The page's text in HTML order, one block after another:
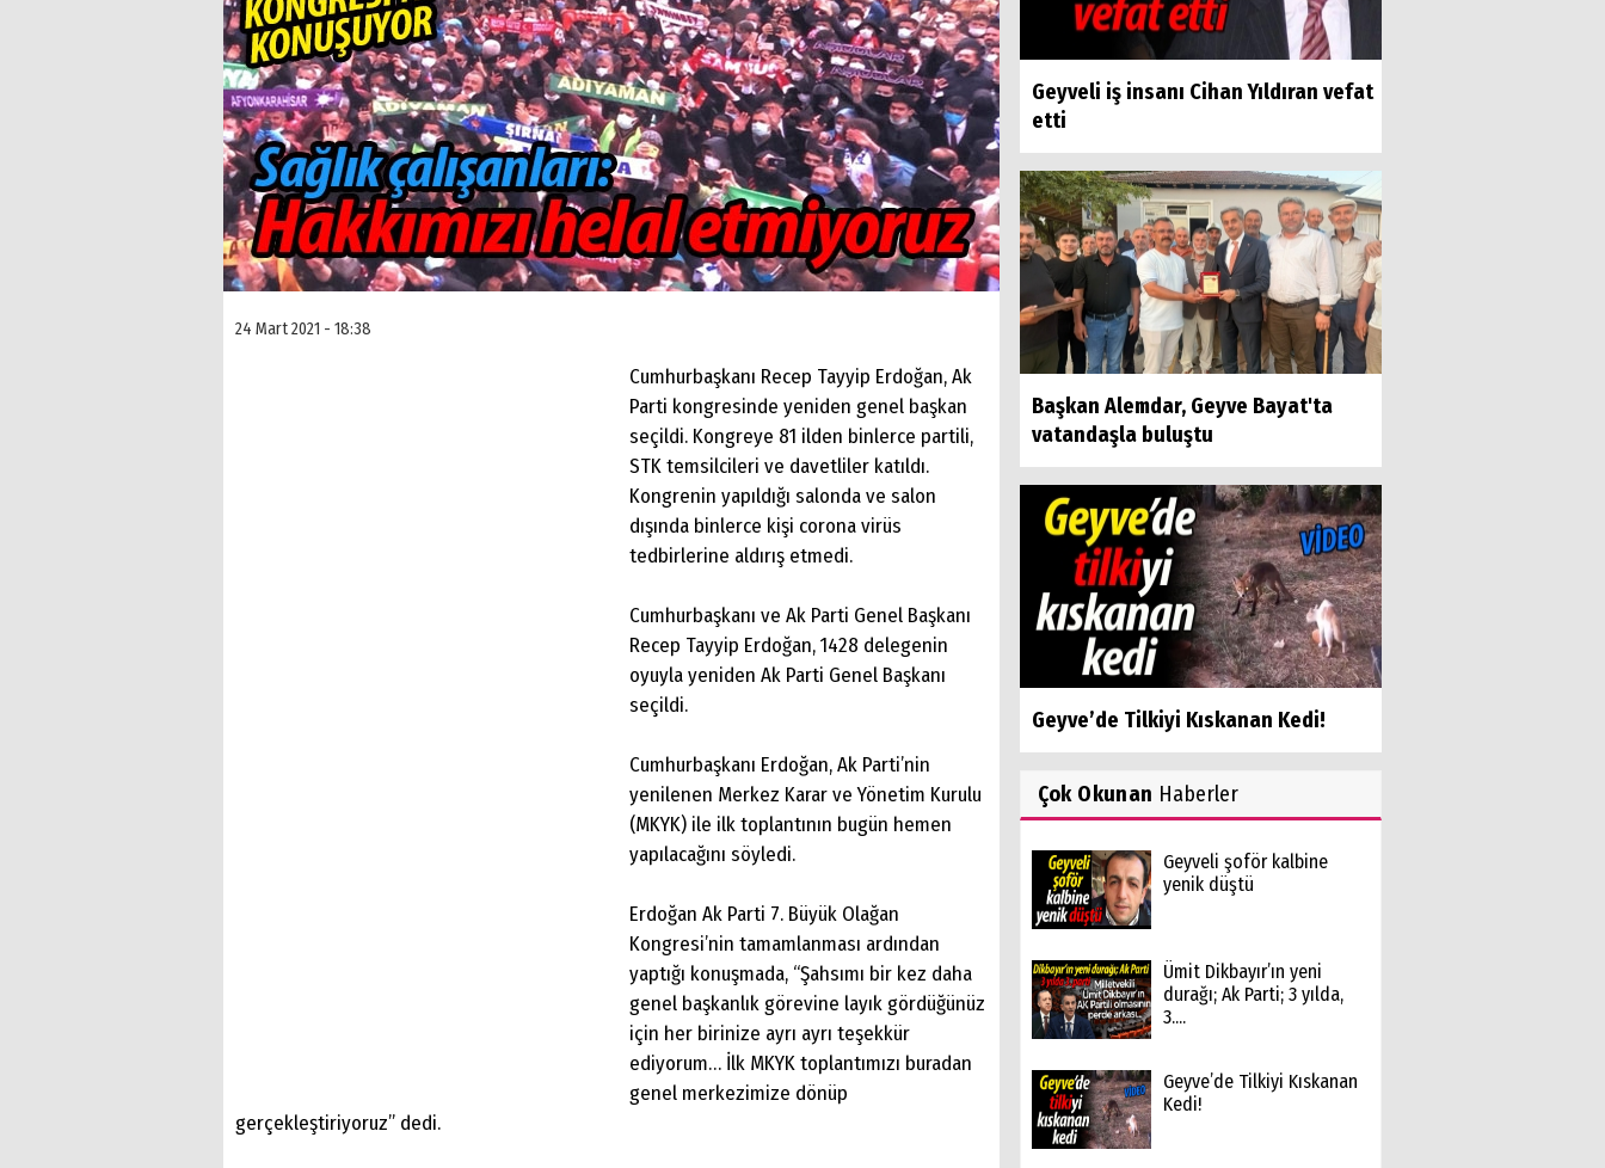
24 Mart 2021 - 18:38
Cumhurbaşkanı Recep Tayyip Erdoğan, Ak
Parti kongresinde yeniden genel başkan
seçildi. Kongreye 81 ilden binlerce partili,
STK temsilcileri ve davetliler katıldı.
Kongrenin yapıldığı salonda ve salon
dışında binlerce kişi corona virüs
tedbirlerine aldırış etmedi.
Cumhurbaşkanı ve Ak Parti Genel Başkanı
Recep Tayyip Erdoğan, 1428 delegenin
oyuyla yeniden Ak Parti Genel Başkanı
seçildi.
Cumhurbaşkanı Erdoğan, Ak Parti’nin
yenilenen Merkez Karar ve Yönetim Kurulu
(MKYK) ile ilk toplantının bugün hemen
yapılacağını söyledi.
Erdoğan Ak Parti 7. Büyük Olağan
Kongresi’nin tamamlanması ardından
yaptığı konuşmada, “Şahsımı bir kez daha
genel başkanlık görevine layık gördüğünüz
için her birinize ayrı ayrı teşekkür
ediyorum… İlk MKYK toplantımızı buradan
genel merkezimize dönüp
gerçekleştiriyoruz” dedi.
Geyveli iş insanı Cihan Yıldıran vefat
etti
Başkan Alemdar, Geyve Bayat'ta
vatandaşla buluştu
Geyve’de Tilkiyi Kıskanan Kedi!
Çok Okunan Haberler
Geyveli şoför kalbine
yenik düştü
Ümit Dikbayır’ın yeni
durağı; Ak Parti; 3 yılda,
3....
Geyve’de Tilkiyi Kıskanan
Kedi!